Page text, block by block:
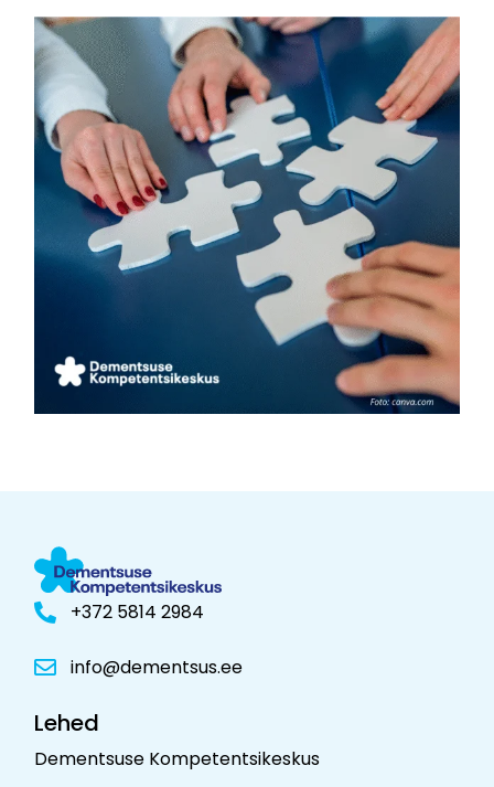
+372 5814 2984
info@dementsus.ee
Lehed
Dementsuse Kompetentsikeskus